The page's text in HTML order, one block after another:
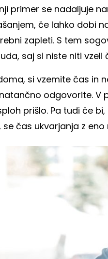
primer se nadaljuje
če lahko dobi
zapleti. S tem
saj si niste niti
si vzemite čas in
odgovorite. V
prišlo. Pa tudi če
se čas ukvarjanja z